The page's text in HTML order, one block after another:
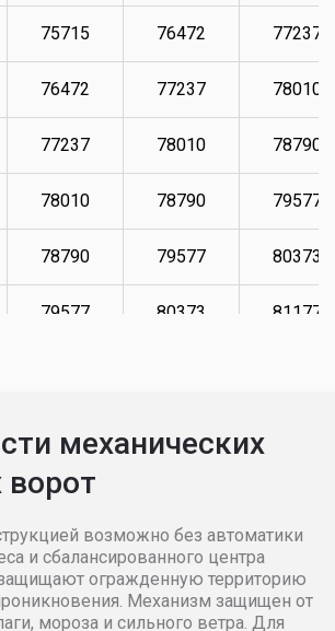
75715 76472 77237
76472 77237 78010
77237 78010 78790
78010 78790 79577
78790 79577 80373
79577 80373 81177
механических
ворот
возможно без автоматики
и сбалансированного центра
огражденную территорию
Механизм защищен от
мороза и сильного ветра. Для